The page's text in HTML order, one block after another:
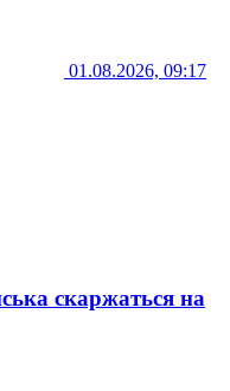
01.08.2026, 09:17
скаржаться на